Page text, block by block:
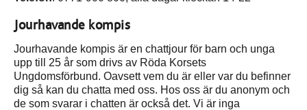
Jourhavande kompis
Jourhavande kompis är en chattjour för barn och unga
upp till 25 år som drivs av Röda Korsets
Ungdomsförbund. Oavsett vem du är eller var du befinner
dig så kan du chatta med oss. Hos oss är du anonym och
de som svarar i chatten är också det. Vi är inga